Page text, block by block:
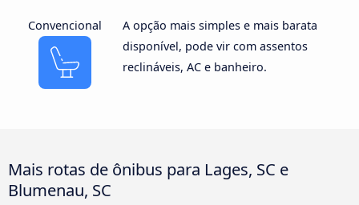
Convencional
A opção mais simples e mais barata
disponível, pode vir com assentos
reclináveis, AC e banheiro.
Mais rotas de ônibus para Lages, SC e
Blumenau, SC